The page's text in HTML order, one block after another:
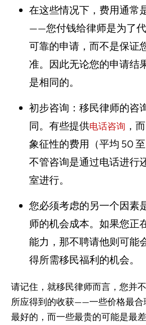
在这些情况下，费用通常
——您付钱给律师是为了
可靠的申请，而不是保证
准。因此无论您的申请结
是相同的。
初步咨询：移民律师的咨
同。有些提供电话咨询 ，
象征性的费用（平均 50 至
不管咨询是通过电话进行
室进行。
您必须考虑的另一个因素
师的机会成本。如果您正
能力，那不聘请他则可能
得所需移民福利的机会。
请记住，就移民律师而言，您并
所应得到的收获——一些价格最合
最好的，而一些最贵的可能是最